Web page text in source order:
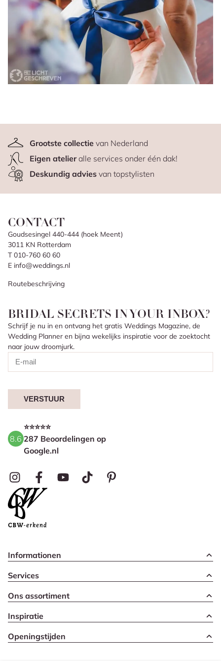
Grootste collectievan Nederland
Eigen atelieralle services onder één dak!
Deskundig adviesvan topstylisten
CONTACT
Goudsesingel 440-444 (hoek Meent)
3011 KN Rotterdam
T 010-760 60 60
E info@weddings.nl
Routebeschrijving
BRIDAL SECRETS IN YOUR INBOX?
Schrijf je nu in en ontvang het gratis Weddings Magazine, de
Wedding Planner en bijna wekelijks inspiratie voor de zoektocht
naar jouw droomjurk.
VERSTUUR
8.6
⭐⭐⭐⭐⭐
287 Beoordelingen op
Google.nl
Informationen
Services
Ons assortiment
Inspiratie
Openingstijden